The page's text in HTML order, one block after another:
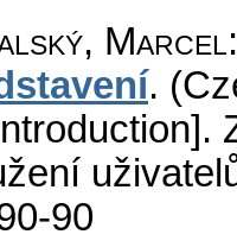
Marcel
.
90